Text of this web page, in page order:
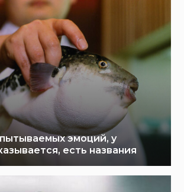
эмоций, у
есть названия